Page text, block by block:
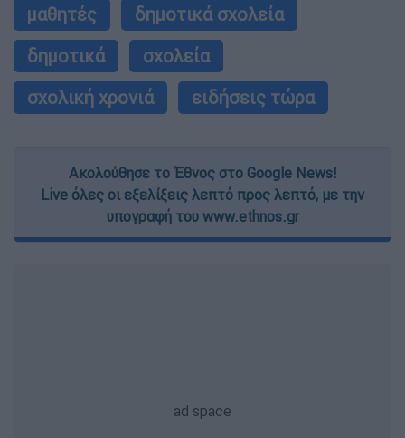
μαθητές
δημοτικά σχολεία
δημοτικά
σχολεία
σχολική χρονιά
ειδήσεις τώρα
Ακολούθησε το Έθνος στο Google News!
Live όλες οι εξελίξεις λεπτό προς λεπτό, με την
υπογραφή του www.ethnos.gr